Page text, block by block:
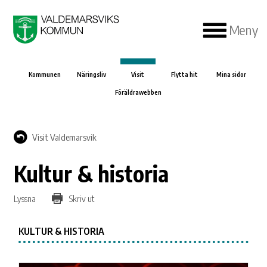
Meny
Kommunen Näringsliv Visit Flytta hit Mina sidor
Föräldrawebben
Visit Valdemarsvik
Kultur & historia
Lyssna Skriv ut
KULTUR & HISTORIA